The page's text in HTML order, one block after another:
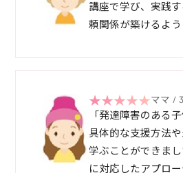
講座で学び、実践
頼関係が築けるよう
ママ /
「発達障害のある
具体的な支援方法
学ぶことができま
に対応したアプロ